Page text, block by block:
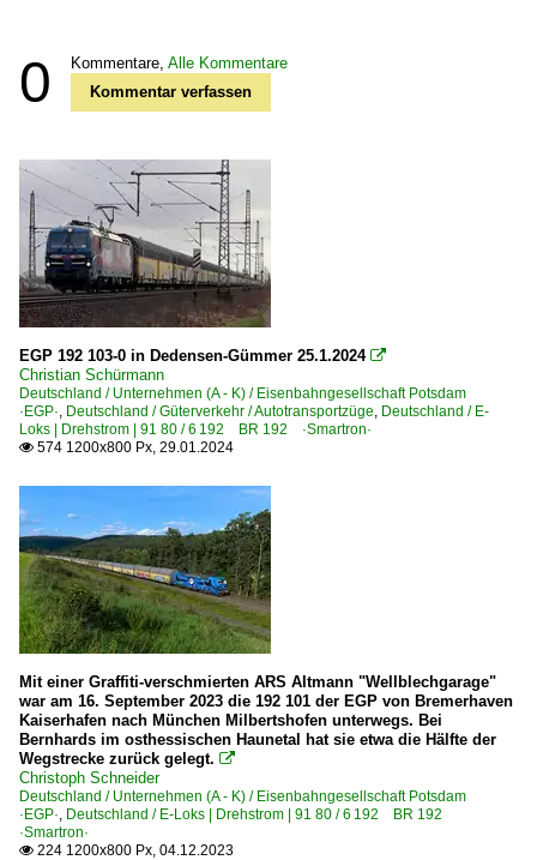
0 Kommentare, Alle Kommentare
Kommentar verfassen
EGP 192 103-0 in Dedensen-Gümmer 25.1.2024 
Christian Schürmann
Deutschland / Unternehmen (A - K) / Eisenbahngesellschaft Potsdam
·EGP·, Deutschland / Güterverkehr / Autotransportzüge, Deutschland / E-
Loks | Drehstrom | 91 80 / 6 192 BR 192 ·Smartron·
 574 1200x800 Px, 29.01.2024
Mit einer Graffiti-verschmierten ARS Altmann "Wellblechgarage"
war am 16. September 2023 die 192 101 der EGP von Bremerhaven
Kaiserhafen nach München Milbertshofen unterwegs. Bei
Bernhards im osthessischen Haunetal hat sie etwa die Hälfte der
Wegstrecke zurück gelegt. 
Christoph Schneider
Deutschland / Unternehmen (A - K) / Eisenbahngesellschaft Potsdam
·EGP·, Deutschland / E-Loks | Drehstrom | 91 80 / 6 192 BR 192
·Smartron·
 224 1200x800 Px, 04.12.2023